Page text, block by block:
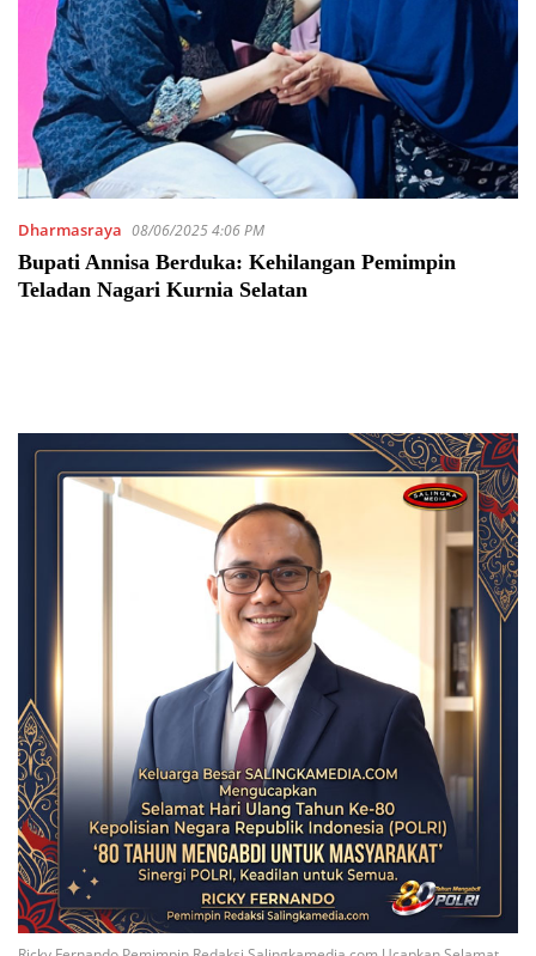
Dharmasraya 08/06/2025 4:06 PM
Bupati Annisa Berduka: Kehilangan Pemimpin
Teladan Nagari Kurnia Selatan